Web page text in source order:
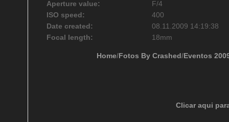
Aperture value:
F/4
ISO speed:
400
Date created:
08.11.2009 14:19:38
Focal length:
18mm
Home/Fotos By Crashed/Eventos
Clicar aqui